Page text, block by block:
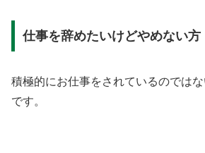
仕事を辞めたいけどやめない方
積極的にお仕事をされているのでは
です。